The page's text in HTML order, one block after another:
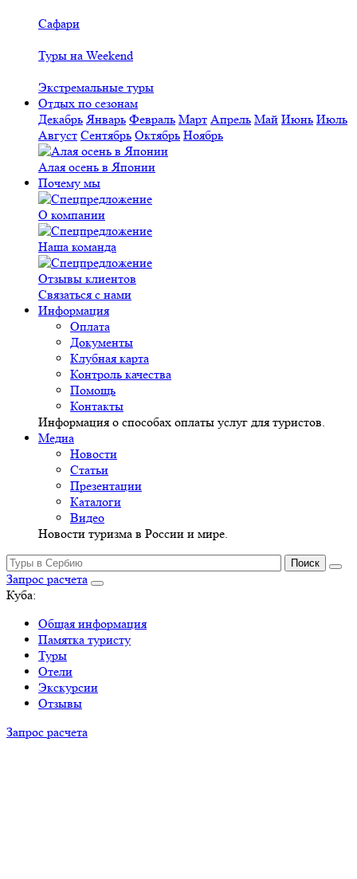
Сафари
Туры на Weekend
Экстремальные туры
Отдых по сезонам
Декабрь Январь Февраль Март Апрель Май Июнь Июль
Август Сентябрь Октябрь Ноябрь
Алая осень в Японии
Почему мы
О компании
Наша команда
Отзывы клиентов
Связаться с нами
Информация
Оплата
Документы
Клубная карта
Контроль качества
Помощь
Контакты
Информация о способах оплаты услуг для туристов.
Медиа
Новости
Статьи
Презентации
Каталоги
Видео
Новости туризма в России и мире.
Запрос расчета
Куба:
Общая информация
Памятка туристу
Туры
Отели
Экскурсии
Отзывы
Запрос расчета